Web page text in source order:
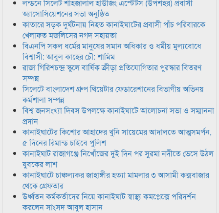
লন্ডনে সিলেট শাহজালাল হাউজিং এস্টেটস (উপশহর) প্রবাসী
অ্যাসোসিয়েশনের সভা অনুষ্ঠিত
কাতারে সড়ক দুর্ঘটনায় নিহত কানাইঘাটের প্রবাসী পাঁচ পরিবারকে
খেলাফত মজলিসের নগদ সহায়তা
বিএনপি সকল ধর্মের মানুষের সমান অধিকার ও ধর্মীয় মুল্যবোধে
বিশ্বাসী: আবুল কাহের চৌ: শামিম
রাজা গিরিশচন্দ্র স্কুলে বার্ষিক ক্রীড়া প্রতিযোগিতার পুরস্কার বিতরণ
সম্পন্ন
সিলেটে বাংলাদেশ গ্রুপ থিয়েটার ফেডারেশানের বিভাগীয় অভিনয়
কর্মশালা সম্পন্ন
বিশ্ব জনসংখ্যা দিবস উপলক্ষে কানাইঘাটে আলোচনা সভা ও সম্মাননা
প্রদান
কানাইঘাটের কিশোর আহাদের খুনি সায়েমের আদালতে আত্মসমর্পন,
৫ দিনের রিমান্ড চাইবে পুলিশ
কানাইঘাট রাজাগঞ্জে নিখোঁজের দুই দিন পর সুরমা নদীতে ভেসে উঠল
যুবকের লাশ
কানাইঘাটে চাঞ্চল্যকর জাহাঙ্গীর হত্যা মামলার ৩ আসামী কক্সবাজার
থেকে গ্রেফতার
উর্ধ্বতন কর্মকর্তাদের নিয়ে কানাইঘাট স্বাস্থ্য কমপ্লেক্সে পরিদর্শন
করলেন সাংসদ আবুল হাসান